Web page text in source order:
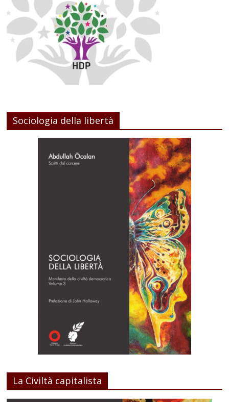
Sociologia della libertà
La Civiltà capitalista